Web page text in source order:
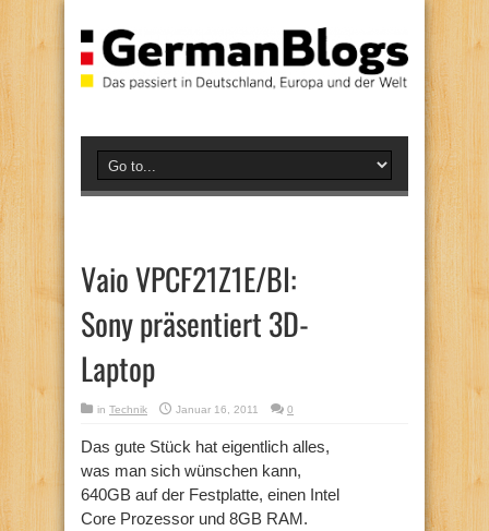
Vaio VPCF21Z1E/BI:
Sony präsentiert 3D-
Laptop
in Technik Januar 16, 2011 0
Das gute Stück hat eigentlich alles,
was man sich wünschen kann,
640GB auf der Festplatte, einen Intel
Core Prozessor und 8GB RAM.